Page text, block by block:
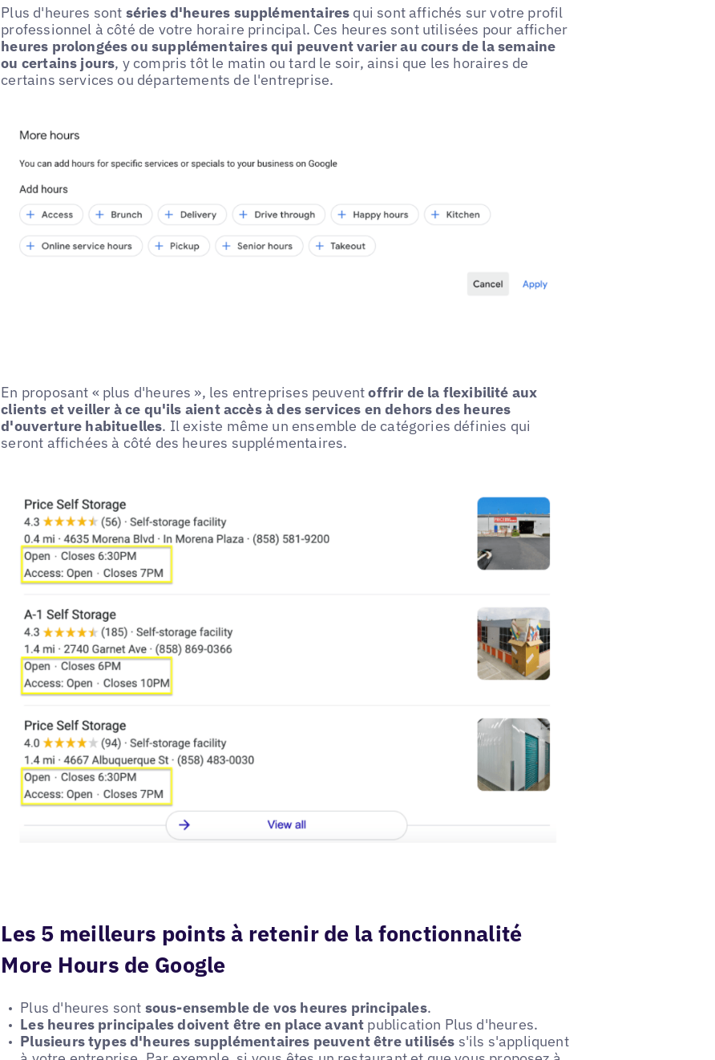
Plus d'heures sont séries d'heures supplémentaires qui sont affichés sur votre profil
professionnel à côté de votre horaire principal. Ces heures sont utilisées pour afficher
heures prolongées ou supplémentaires qui peuvent varier au cours de la semaine
ou certains jours, y compris tôt le matin ou tard le soir, ainsi que les horaires de
certains services ou départements de l'entreprise.
En proposant « plus d'heures », les entreprises peuventoffrir de la flexibilité aux
clients et veiller à ce qu'ils aient accès à des services en dehors des heures
d'ouverture habituelles. Il existe même un ensemble de catégories définies qui
seront affichées à côté des heures supplémentaires.
Les 5 meilleurs points à retenir de la fonctionnalité
More Hours de Google
Plus d'heures sont sous-ensemble de vos heures principales.
Les heures principales doivent être en place avant publication Plus d'heures.
Plusieurs types d'heures supplémentaires peuvent être utilisés s'ils s'appliquent